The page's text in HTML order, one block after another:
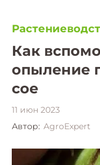
Как
опыление
сое
11 июн 2023
Автор: AgroExpert